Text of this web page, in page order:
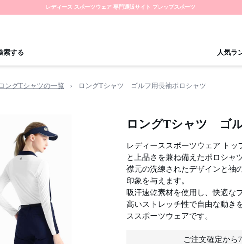
レディース スポーツウェア 専門通販サイト プレップスポーツ
索する 人気ラ
ングTシャツの一覧 › ロングTシャツ ゴルフ用長袖ポロシャツ
ロングTシャツ ゴ
レディーススポーツウェア ト
と上品さを兼ね備えたポロシャツ
襟元の洗練されたデザインと袖
印象を与えます。
吸汗速乾素材を使用し、快適な
高いストレッチ性で自由な動き
ススポーツウェアです。
ご注文確定から